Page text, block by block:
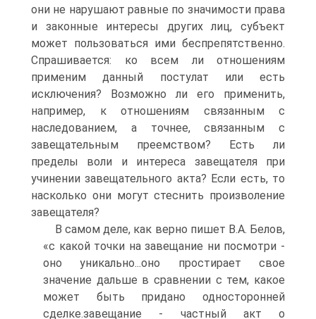
они не нарушают равные по значимости права
и законные интересы других лиц, субъект
может пользоваться ими беспрепятственно.
Спрашивается: ко всем ли отношениям
применим данный постулат или есть
исключения? Возможно ли его применить,
например, к отношениям связанным с
наследованием, а точнее, связанным с
завещательным преемством? Есть ли
пределы воли и интереса завещателя при
учинении завещательного акта? Если есть, то
насколько они могут стеснить произволение
завещателя?
В самом деле, как верно пишет В.А. Белов,
«с какой точки на завещание ни посмотри -
оно уникально...оно простирает свое
значение дальше в сравнении с тем, какое
может быть придано односторонней
сделке.завещание - частный акт о